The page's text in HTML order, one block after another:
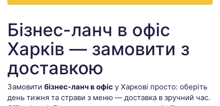
Бізнес-ланч в офіс
Харків — замовити з
доставкою
Замовити бізнес-ланч в офіс у Харкові просто: оберіть
день тижня та страви з меню — доставка в зручний час.